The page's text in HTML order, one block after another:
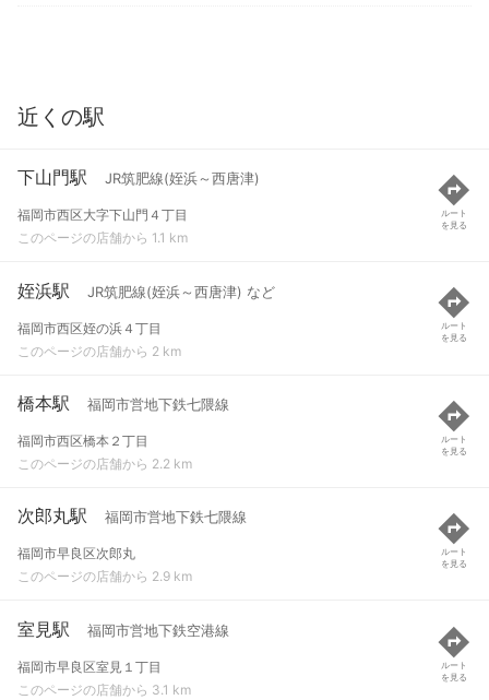
近くの駅
下山門駅 JR筑肥線(姪浜～西唐津)
福岡市西区大字下山門４丁目
このページの店舗から 1.1 km
ルート
を見る
姪浜駅 JR筑肥線(姪浜～西唐津) など
福岡市西区姪の浜４丁目
このページの店舗から 2 km
ルート
を見る
橋本駅 福岡市営地下鉄七隈線
福岡市西区橋本２丁目
このページの店舗から 2.2 km
ルート
を見る
次郎丸駅 福岡市営地下鉄七隈線
福岡市早良区次郎丸
このページの店舗から 2.9 km
ルート
を見る
室見駅 福岡市営地下鉄空港線
福岡市早良区室見１丁目
このページの店舗から 3.1 km
ルート
を見る